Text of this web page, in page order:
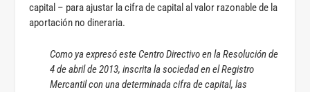
capital – para ajustar la cifra de capital al valor razonable de la
aportación no dineraria.
Como ya expresó este Centro Directivo en la Resolución de
4 de abril de 2013, inscrita la sociedad en el Registro
Mercantil con una determinada cifra de capital, las